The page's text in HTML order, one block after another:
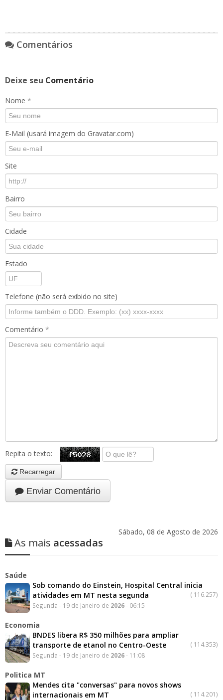
Comentários
Deixe seu Comentário
Nome *
E-Mail (usará imagem do Gravatar.com)
Site
Bairro
Cidade
Estado
Telefone (não será exibido no site)
Comentário *
Repita o texto:
Recarregar
Enviar Comentário
Sábado, 08 de Agosto de 2026
As mais acessadas
Saúde
Sob comando do Einstein, Hospital Central inicia
atividades em MT nesta segunda
( 116.257)
Segunda - 19 de Janeiro de 2026- 06:15
Economia
BNDES libera R$ 350 milhões para ampliar
transporte de etanol no Centro-Oeste
( 114.353)
Segunda - 19 de Janeiro de 2026- 11:08
Politica MT
Mendes cita "conversas" para novos shows
internacionais em MT
( 114.201)